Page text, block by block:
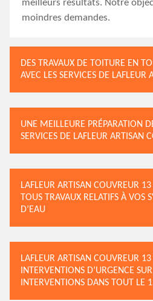
meilleurs résultats. Notre
moindres demandes.
DES TRAVAUX DE TOITURE EN
AVEC LES SERVICES DE
UNE MEILLEURE PRÉPARATION
SERVICES DE LAFLEUR ARTISAN
LAFLEUR ARTISAN COUVREUR
TOUS TRAVAUX RELATIFS À VOS
D’EAU
LAFLEUR ARTISAN COUVREUR
INTERVENTIONS D’URGENCE
INTERVENTIONS DANS TOUT LE